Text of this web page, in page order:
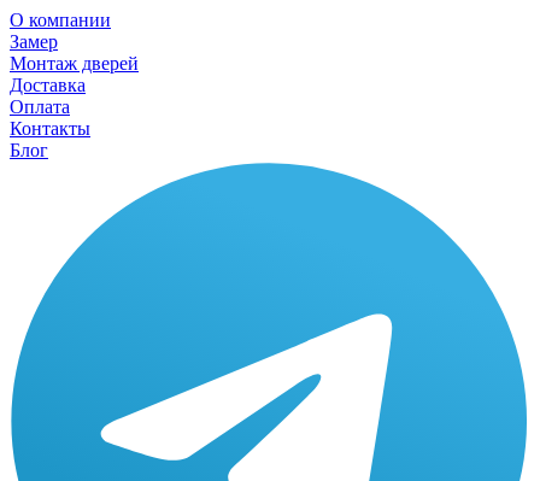
О компании
Замер
Монтаж дверей
Доставка
Оплата
Контакты
Блог